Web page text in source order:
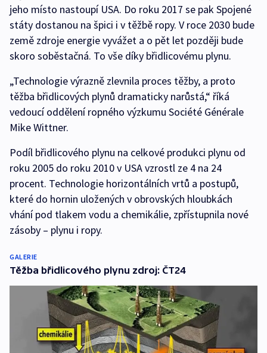
jeho místo nastoupí USA. Do roku 2017 se pak Spojené
státy dostanou na špici i v těžbě ropy. V roce 2030 bude
země zdroje energie vyvážet a o pět let později bude
skoro soběstačná. To vše díky břidlicovému plynu.
„Technologie výrazně zlevnila proces těžby, a proto
těžba břidlicových plynů dramaticky narůstá,“ říká
vedoucí oddělení ropného výzkumu Société Générale
Mike Wittner.
Podíl břidlicového plynu na celkové produkci plynu od
roku 2005 do roku 2010 v USA vzrostl ze 4 na 24
procent. Technologie horizontálních vrtů a postupů,
které do hornin uložených v obrovských hloubkách
vhání pod tlakem vodu a chemikálie, zpřístupnila nové
zásoby – plynu i ropy.
GALERIE
Těžba břidlicového plynu zdroj: ČT24